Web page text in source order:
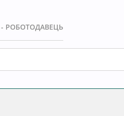
- РОБОТОДАВЕЦЬ